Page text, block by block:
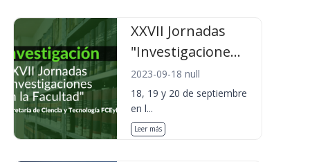
XXVII Jornadas
"Investigacione...
2023-09-18 null
18, 19 y 20 de septiembre
en l...
Leer más